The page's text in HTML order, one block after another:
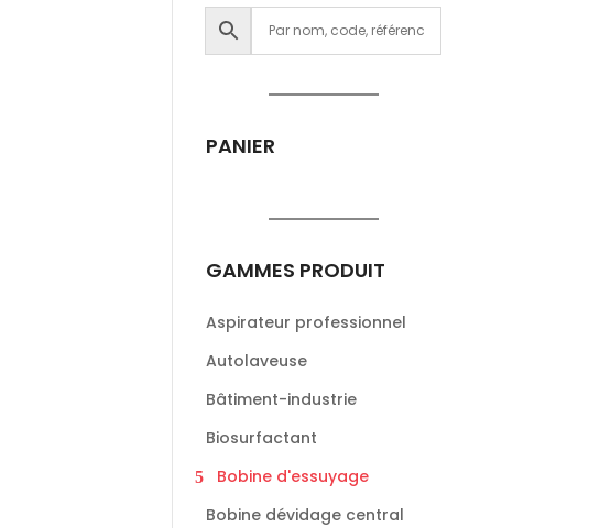
PANIER
GAMMES PRODUIT
Aspirateur professionnel
Autolaveuse
Bâtiment-industrie
Biosurfactant
Bobine d'essuyage
Bobine dévidage central